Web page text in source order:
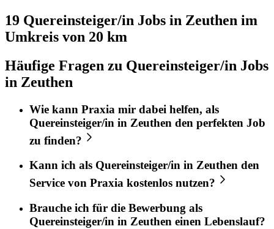
19 Quereinsteiger/in Jobs in Zeuthen im
Umkreis von 20 km
Häufige Fragen zu Quereinsteiger/in Jobs
in Zeuthen
Wie kann Praxia mir dabei helfen, als
Quereinsteiger/in in Zeuthen den perfekten Job
zu finden?
Kann ich als Quereinsteiger/in in Zeuthen den
Service von Praxia kostenlos nutzen?
Brauche ich für die Bewerbung als
Quereinsteiger/in in Zeuthen einen Lebenslauf?